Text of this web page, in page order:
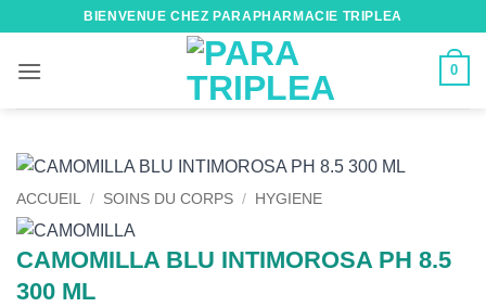
contenu
BIENVENUE CHEZ PARAPHARMACIE TRIPLEA
0
ACCUEIL / SOINS DU CORPS / HYGIENE
CAMOMILLA BLU INTIMOROSA PH 8.5
300 ML